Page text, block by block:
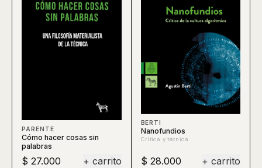
PARENTE
Cómo hacer cosas sin
palabras
$ 27.000 + carrito
BERTI
Nanofundios
Crítica y técnica
$ 28.000 + carrito